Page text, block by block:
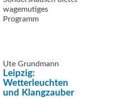
wagemutiges
Programm
Ute Grundmann
Leipzig:
Wetterleuchten
und Klangzauber